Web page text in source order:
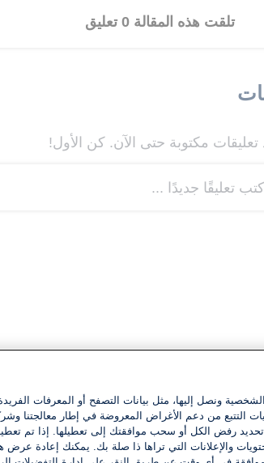
تلقت هذه المقالة 0 تعليق
تعليقات مكتوبة حتى الآن. كن الأول!
اكتب تعليقًا جديدًا ...
الشخصية ونصل إليها، مثل بيانات التصفح أو المعرفات
التتبع من دعم الأغراض المعروضة في إطار معالجتنا
تحديد رفض الكل أو سحب موافقتك إلى تعطيلها. إذا تم
والإعلانات التي تراها ذا صلة بك. يمكنك إعادة عرض